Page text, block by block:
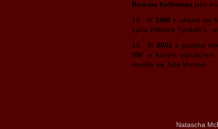
Barbara Kellerman jako
13. W1986 r . ukazał się
życia Williama Tyndale’a :
14. W2001 r. powstał
VIII’ w którym
wcieliła się Julia Marsen.
Natascha